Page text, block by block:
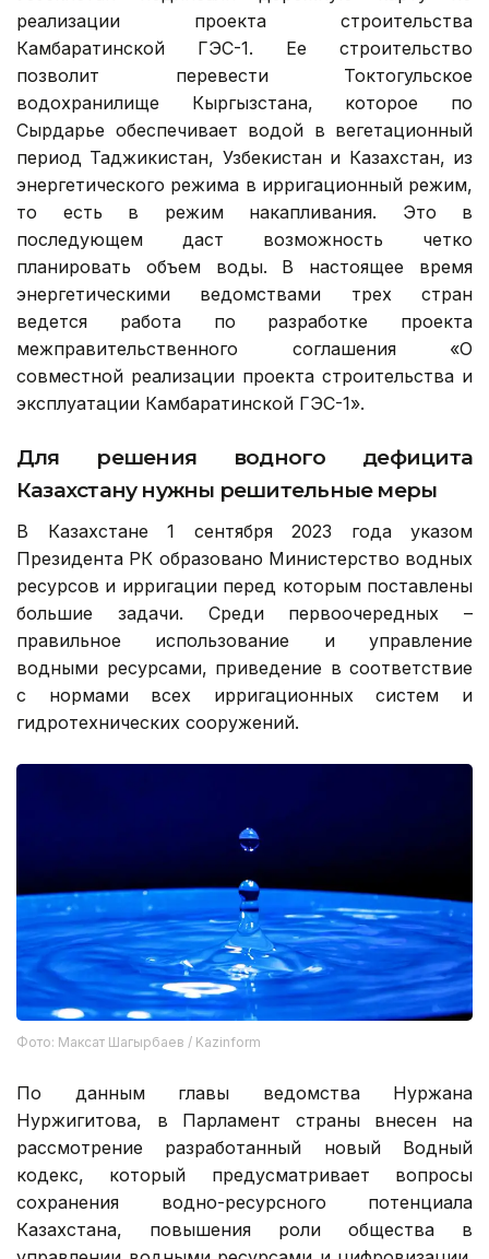
реализации проекта строительства
Камбаратинской ГЭС-1. Ее строительство
позволит перевести Токтогульское
водохранилище Кыргызстана, которое по
Сырдарье обеспечивает водой в вегетационный
период Таджикистан, Узбекистан и Казахстан, из
энергетического режима в ирригационный режим,
то есть в режим накапливания. Это в
последующем даст возможность четко
планировать объем воды. В настоящее время
энергетическими ведомствами трех стран
ведется работа по разработке проекта
межправительственного соглашения «О
совместной реализации проекта строительства и
эксплуатации Камбаратинской ГЭС-1».
Для решения водного дефицита
Казахстану нужны решительные меры
В Казахстане 1 сентября 2023 года указом
Президента РК образовано Министерство водных
ресурсов и ирригации перед которым поставлены
большие задачи. Среди первоочередных –
правильное использование и управление
водными ресурсами, приведение в соответствие
с нормами всех ирригационных систем и
гидротехнических сооружений.
Фото: Максат Шагырбаев / Kazinform
По данным главы ведомства Нуржана
Нуржигитова, в Парламент страны внесен на
рассмотрение разработанный новый Водный
кодекс, который предусматривает вопросы
сохранения водно-ресурсного потенциала
Казахстана, повышения роли общества в